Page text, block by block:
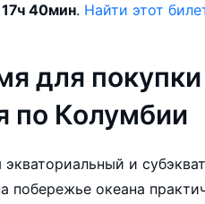
17ч 40мин. Найти этот
для покупки
по Колумбии
и
побережье океана